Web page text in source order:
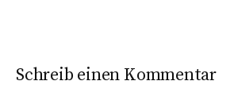
Schreib einen Kommentar